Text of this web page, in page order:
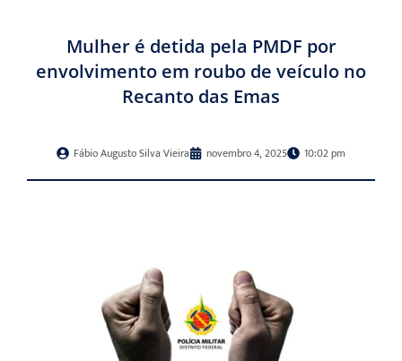
Mulher é detida pela PMDF por
envolvimento em roubo de veículo no
Recanto das Emas
Fábio Augusto Silva Vieira novembro 4, 2025 10:02 pm